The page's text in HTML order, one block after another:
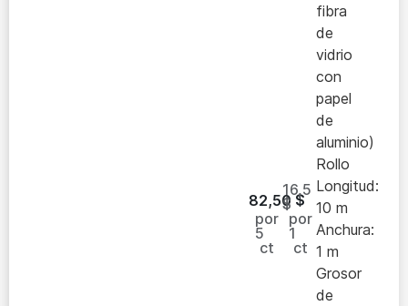
82,50$
por
5
ct
16,5
$
por
1
ct
fibra
de
vidrio
con
papel
de
aluminio)
Rollo
Longitud:
10 m
Anchura:
1 m
Grosor
de